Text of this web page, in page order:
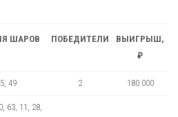
ШАРОВ ПОБЕДИТЕЛИ
ВЫИГРЫШ,
₽
49 2 180 000
63, 11, 28,